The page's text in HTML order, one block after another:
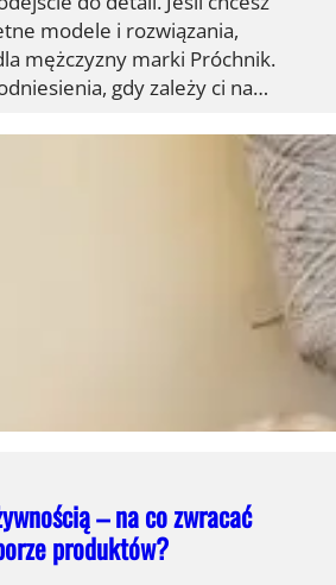
modele i rozwiązania,
mężczyzny marki Próchnik.
gdy zależy ci na…
– na co zwracać
produktów?